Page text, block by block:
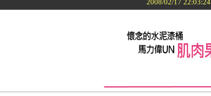
2008/02/17 22:03:24